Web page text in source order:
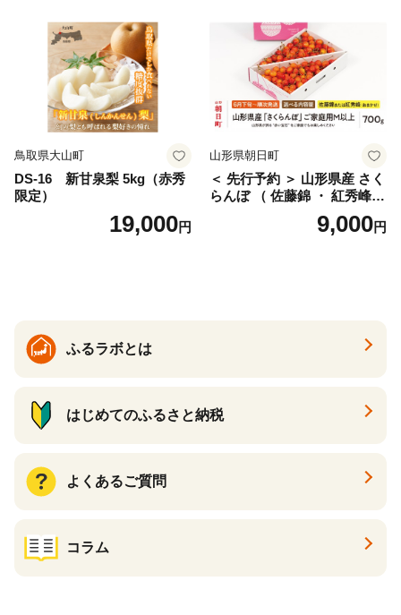
産 農家直送 期間限定 特産品
サイズミックス くらもとフ
ァーム 愛南町 愛媛県
鳥取県大山町
DS-16 新甘泉梨 5kg（赤秀
限定）
19,000円
山形県朝日町
＜ 先行予約 ＞ 山形県産 さく
らんぼ （ 佐藤錦 ・ 紅秀峰
） ご家庭用 M以上 700g 【20
26年6月下旬から7月上旬発
9,000円
ふるラボとは
はじめてのふるさと納税
よくあるご質問
コラム